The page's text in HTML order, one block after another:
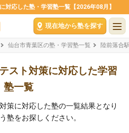
対応した塾・学習塾一覧【2026年08月】
現在地から塾を探す
仙台市青葉区の塾・学習塾一覧 陸前落合
スト対策に対応した学習
塾一覧
策に対応した塾の一覧結果となり
塾をお探しください。